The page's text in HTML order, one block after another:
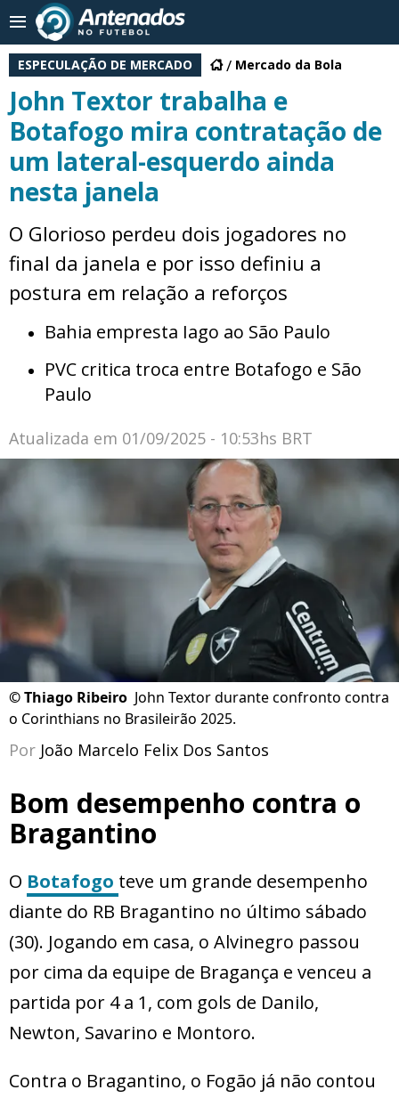
ESPECULAÇÃO DE MERCADO Mercado da Bola
John Textor trabalha e
Botafogo mira contratação de
um lateral-esquerdo ainda
nesta janela
O Glorioso perdeu dois jogadores no
final da janela e por isso definiu a
postura em relação a reforços
Bahia empresta Iago ao São Paulo
PVC critica troca entre Botafogo e São
Paulo
Atualizada em 01/09/2025 - 10:53hs BRT
©Thiago Ribeiro John Textor durante confronto contra
o Corinthians no Brasileirão 2025.
Por João Marcelo Felix Dos Santos
Bom desempenho contra o
Bragantino
O Botafogo teve um grande desempenho
diante do RB Bragantino no último sábado
(30). Jogando em casa, o Alvinegro passou
por cima da equipe de Bragança e venceu a
partida por 4 a 1, com gols de Danilo,
Newton, Savarino e Montoro.
Contra o Bragantino, o Fogão já não contou